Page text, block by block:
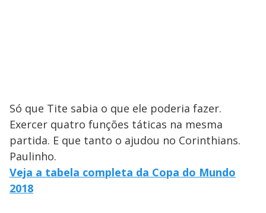
Só que Tite sabia o que ele poderia fazer.
Exercer quatro funções táticas na mesma
partida. E que tanto o ajudou no Corinthians.
Paulinho.
Veja a tabela completa da Copa do Mundo
2018